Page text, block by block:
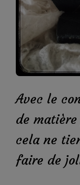
Avec le
de
cela ne
faire de